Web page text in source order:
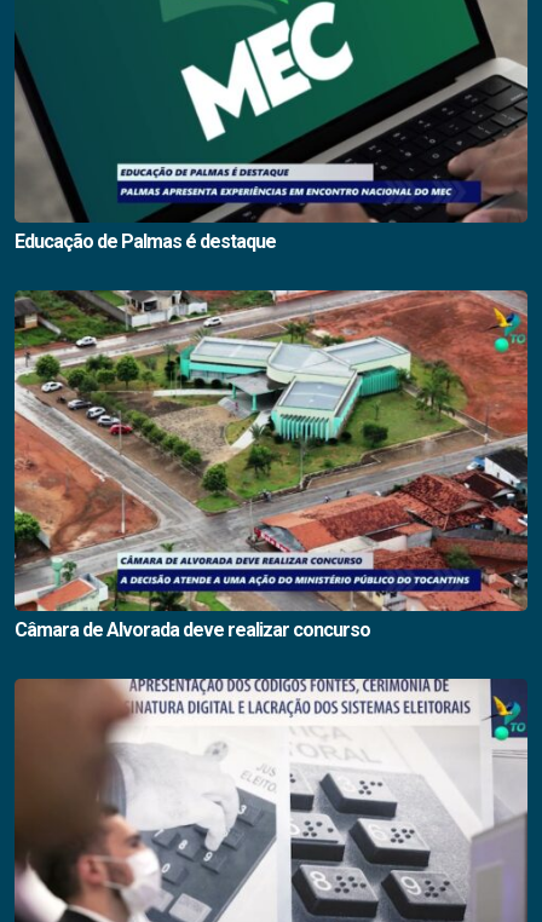
Educação de Palmas é destaque
Câmara de Alvorada deve realizar concurso